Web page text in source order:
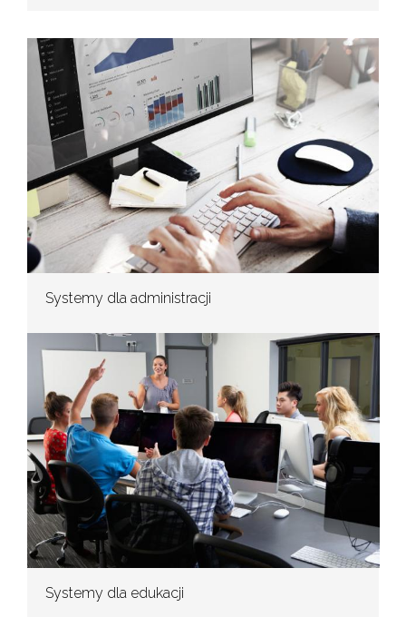
Systemy dla administracji
Systemy dla edukacji